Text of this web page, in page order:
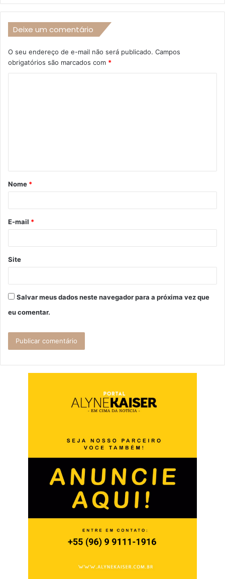
Deixe um comentário
O seu endereço de e-mail não será publicado. Campos
obrigatórios são marcados com *
á
r
*
Nome *
E-mail *
Site
Salvar meus dados neste navegador para a próxima vez que
eu comentar.